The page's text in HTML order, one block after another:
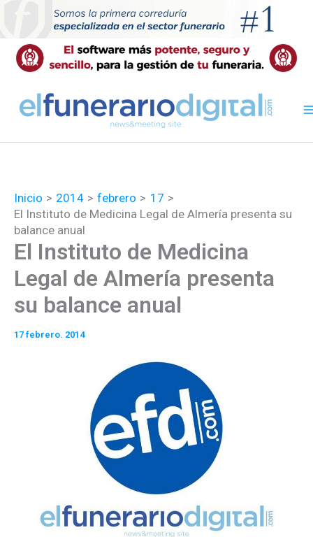
contenido
Inicio 2014 febrero
17
El Instituto de Medicina Legal de Almería presenta su
balance anual
El Instituto de Medicina
Legal de Almería presenta
su balance anual
17 febrero. 2014